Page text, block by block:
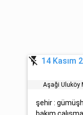
flash_off 14 Kasım
Aşaği Uluköy
şehir :
bakım